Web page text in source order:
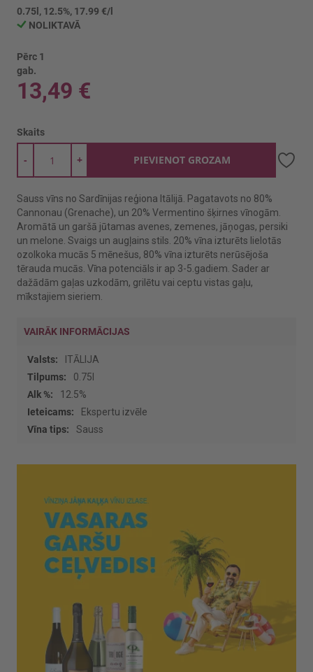
0.75l, 12.5%, 17.99 €/l
NOLIKTAVĀ
Pērc 1
gab.
13,49 €
Skaits
+
- PIEVIENOT GROZAM
Sauss vīns no Sardīnijas reģiona Itālijā. Pagatavots no 80%
Cannonau (Grenache), un 20% Vermentino šķirnes vīnogām.
Aromātā un garšā jūtamas avenes, zemenes, jāņogas, persiki
un melone. Svaigs un augļains stils. 20% vīna izturēts lielotās
ozolkoka mucās 5 mēnešus, 80% vīna izturēts nerūsējoša
tērauda mucās. Vīna potenciāls ir ap 3-5.gadiem. Sader ar
dažādām gaļas uzkodām, grilētu vai ceptu vistas gaļu,
mīkstajiem sieriem.
VAIRĀK INFORMĀCIJAS
Vairāk
informācijas
ITĀLIJA
0.75l
12.5%
Ekspertu izvēle
Sauss